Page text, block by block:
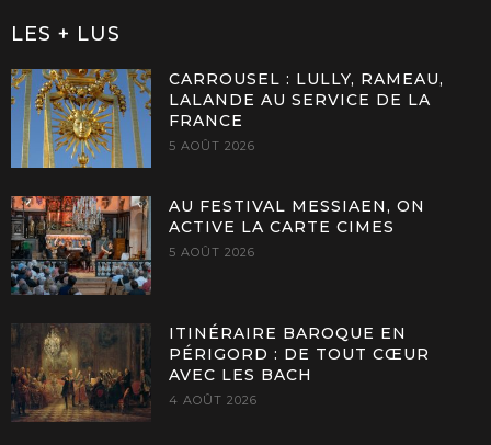
LES + LUS
CARROUSEL : LULLY, RAMEAU,
LALANDE AU SERVICE DE LA
FRANCE
5 AOÛT 2026
AU FESTIVAL MESSIAEN, ON
ACTIVE LA CARTE CIMES
5 AOÛT 2026
ITINÉRAIRE BAROQUE EN
PÉRIGORD : DE TOUT CŒUR
AVEC LES BACH
4 AOÛT 2026